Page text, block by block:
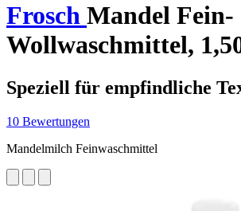
Frosch Mandel
Wollwaschmittel,
Speziell für empfindliche
10 Bewertungen
Mandelmilch Feinwaschmittel